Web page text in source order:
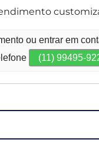
ou entrar em
(11) 99495-